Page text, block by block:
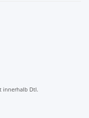
innerhalb Dtl.